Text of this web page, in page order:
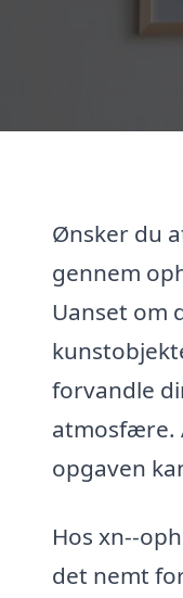
Ønsker du
gennem
Uanset om
forvandle
atmosfære.
opgaven
Hos xn--
det nemt